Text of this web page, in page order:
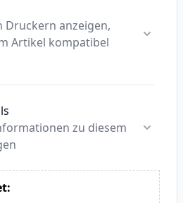
Druckern anzeigen,
Artikel kompatibel
zu diesem